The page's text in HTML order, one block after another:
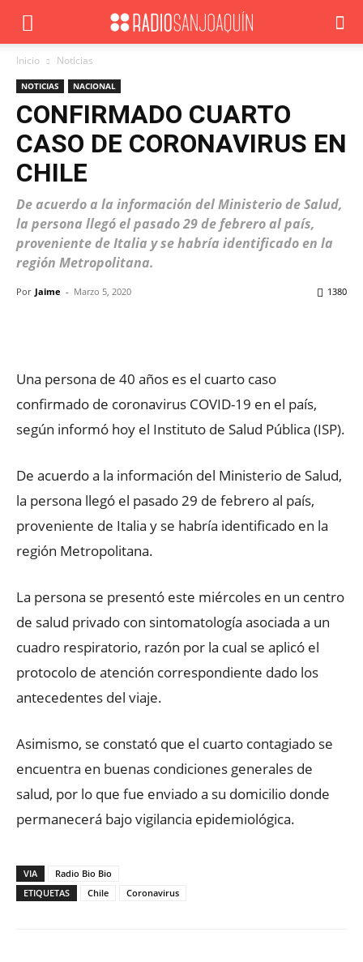
Inicio Noticias
NOTICIAS NACIONAL
CONFIRMADO CUARTO
CASO DE CORONAVIRUS EN
CHILE
De acuerdo a la información del Ministerio de Salud,
la persona llegó el pasado 29 de febrero al país,
proveniente de Italia y se habría identificado en la
región Metropolitana.
Por Jaime - Marzo 5, 2020 1380
Una persona de 40 años es el cuarto caso
confirmado de coronavirus COVID-19 en el país,
según informó hoy el Instituto de Salud Pública (ISP).
De acuerdo a la información del Ministerio de Salud,
la persona llegó el pasado 29 de febrero al país,
proveniente de Italia y se habría identificado en la
región Metropolitana.
La persona se presentó este miércoles en un centro
de salud privado con sintomatología asociada a un
cuadro respiratorio, razón por la cual se aplicó el
protocolo de atención correspondiente dado los
antecedentes del viaje.
Asimismo, se constató que el cuarto contagiado se
encuentra en buenas condiciones generales de
salud, por lo que fue enviado a su domicilio donde
permanecerá bajo vigilancia epidemiológica.
VIA
Radio Bio Bio
ETIQUETAS
Chile Coronavirus